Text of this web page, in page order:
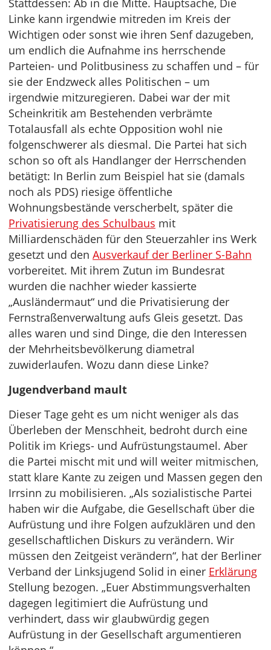
Stattdessen: Ab in die Mitte. Hauptsache, Die
Linke kann irgendwie mitreden im Kreis der
Wichtigen oder sonst wie ihren Senf dazugeben,
um endlich die Aufnahme ins herrschende
Parteien- und Politbusiness zu schaffen und – für
sie der Endzweck alles Politischen – um
irgendwie mitzuregieren. Dabei war der mit
Scheinkritik am Bestehenden verbrämte
Totalausfall als echte Opposition wohl nie
folgenschwerer als diesmal. Die Partei hat sich
schon so oft als Handlanger der Herrschenden
betätigt: In Berlin zum Beispiel hat sie (damals
noch als PDS) riesige öffentliche
Wohnungsbestände verscherbelt, später die
Privatisierung des Schulbaus mit
Milliardenschäden für den Steuerzahler ins Werk
gesetzt und den Ausverkauf der Berliner S-Bahn
vorbereitet. Mit ihrem Zutun im Bundesrat
wurden die nachher wieder kassierte
„Ausländermaut“ und die Privatisierung der
Fernstraßenverwaltung aufs Gleis gesetzt. Das
alles waren und sind Dinge, die den Interessen
der Mehrheitsbevölkerung diametral
zuwiderlaufen. Wozu dann diese Linke?
Jugendverband mault
Dieser Tage geht es um nicht weniger als das
Überleben der Menschheit, bedroht durch eine
Politik im Kriegs- und Aufrüstungstaumel. Aber
die Partei mischt mit und will weiter mitmischen,
statt klare Kante zu zeigen und Massen gegen den
Irrsinn zu mobilisieren. „Als sozialistische Partei
haben wir die Aufgabe, die Gesellschaft über die
Aufrüstung und ihre Folgen aufzuklären und den
gesellschaftlichen Diskurs zu verändern. Wir
müssen den Zeitgeist verändern“, hat der Berliner
Verband der Linksjugend Solid in einer Erklärung
Stellung bezogen. „Euer Abstimmungsverhalten
dagegen legitimiert die Aufrüstung und
verhindert, dass wir glaubwürdig gegen
Aufrüstung in der Gesellschaft argumentieren